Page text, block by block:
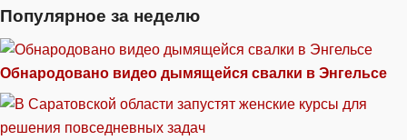
Популярное за неделю
Обнародовано видео дымящейся свалки в Энгельсе